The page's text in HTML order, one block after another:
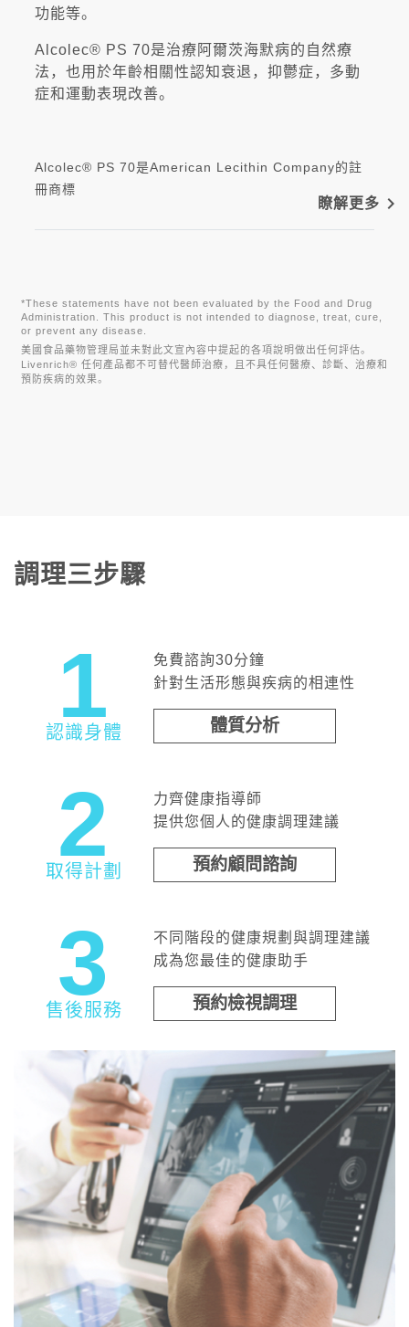
功能等。
Alcolec® PS 70是治療阿爾茨海默病的自然療
法，也用於年齡相關性認知衰退，抑鬱症，多動
症和運動表現改善。
Alcolec® PS 70是American Lecithin Company的註
冊商標
瞭解更多 navigate_next
*These statements have not been evaluated by the Food and Drug
Administration. This product is not intended to diagnose, treat, cure,
or prevent any disease.
美國食品藥物管理局並未對此文宣內容中提起的各項說明做出任何評估。
Livenrich® 任何產品都不可替代醫師治療，且不具任何醫療、診斷、治療和
預防疾病的效果。
調理三步驟
1
認識身體
免費諮詢30分鐘
針對生活形態與疾病的相連性
體質分析
2
取得計劃
力齊健康指導師
提供您個人的健康調理建議
預約顧問諮詢
3
售後服務
不同階段的健康規劃與調理建議
成為您最佳的健康助手
預約檢視調理